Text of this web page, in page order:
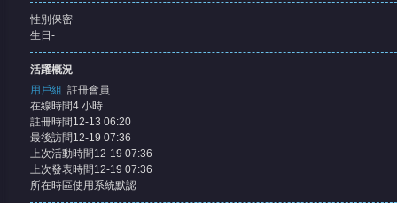
性別 保密
生日 -
活躍概況
用戶組 註冊會員
在線時間4 小時
註冊時間 12-13 06:20
最後訪問12-19 07:36
上次活動時間 12-19 07:36
上次發表時間 12-19 07:36
所在時區使用系統默認